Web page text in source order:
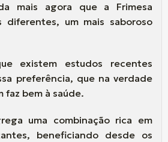
mais agora que a Frimesa
diferentes, um mais saboroso
existem estudos recentes
preferência, que na verdade
faz bem à saúde.
uma combinação rica em
beneficiando desde os